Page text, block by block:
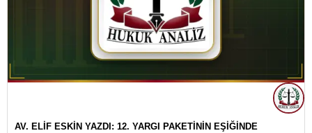
AV. ELİF ESKİN YAZDI: 12. YARGI PAKETİNİN EŞİĞİNDE